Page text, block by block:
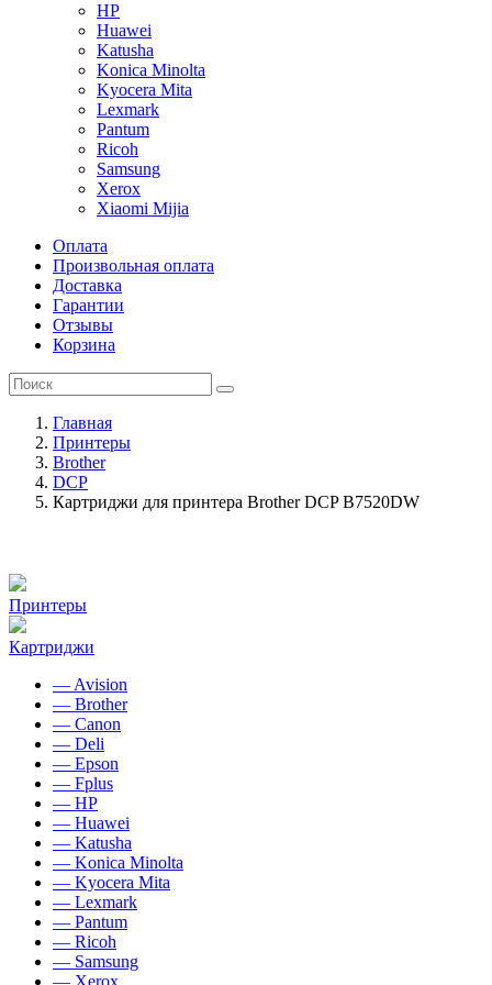
HP
Huawei
Katusha
Konica Minolta
Kyocera Mita
Lexmark
Pantum
Ricoh
Samsung
Xerox
Xiaomi Mijia
Оплата
Произвольная оплата
Доставка
Гарантии
Отзывы
Корзина
Главная
Принтеры
Brother
DCP
Картриджи для принтера Brother DCP B7520DW
Принтеры
Картриджи
— Avision
— Brother
— Canon
— Deli
— Epson
— Fplus
— HP
— Huawei
— Katusha
— Konica Minolta
— Kyocera Mita
— Lexmark
— Pantum
— Ricoh
— Samsung
— Xerox